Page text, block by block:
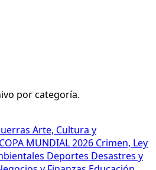
por categoría.
Arte, Cultura y
COPA MUNDIAL 2026 Crimen, Ley
Deportes Desastres y